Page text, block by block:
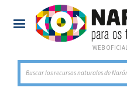
WEB
Buscar los recursos naturales de